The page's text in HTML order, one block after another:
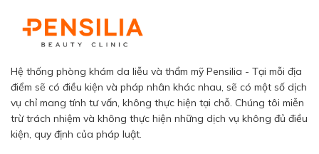
Hệ thống phòng khám da liễu và thẩm mỹ Pensilia - Tại mỗi địa
điểm sẽ có điều kiện và pháp nhân khác nhau, sẽ có một số dịch
vụ chỉ mang tính tư vấn, không thực hiện tại chỗ. Chúng tôi miễn
trừ trách nhiệm và không thực hiện những dịch vụ không đủ điều
kiện, quy định của pháp luật.